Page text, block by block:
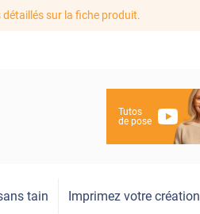
détaillés sur la fiche produit.
Tutos
de pose
tain Imprimez votre création